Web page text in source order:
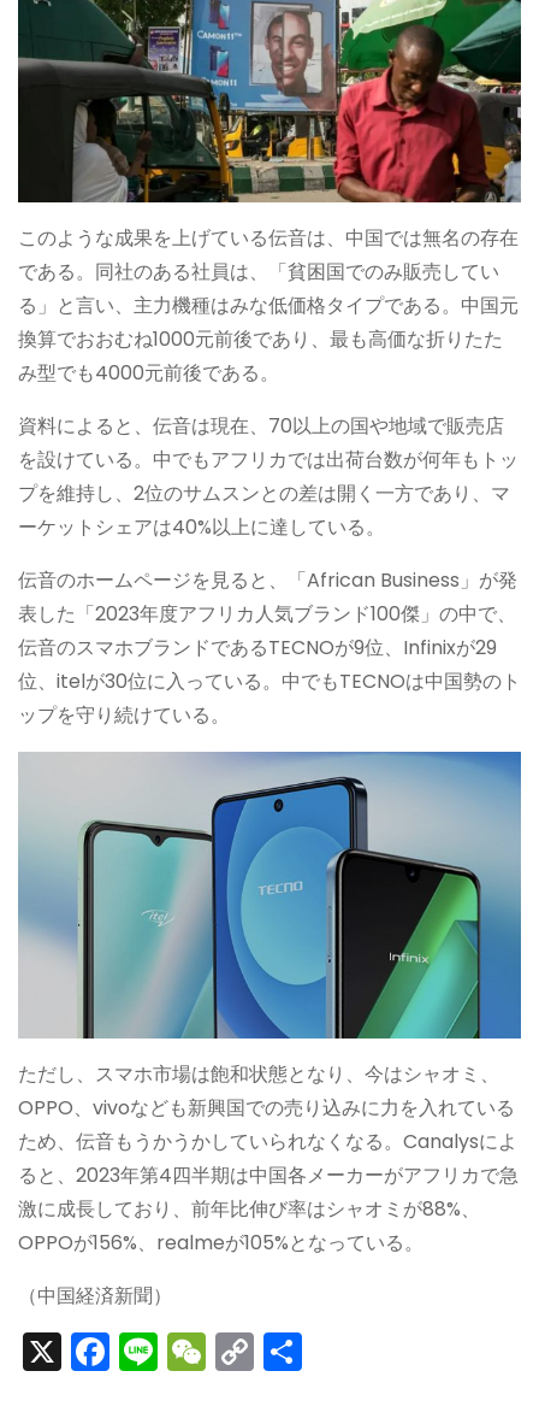
このような成果を上げている伝音は、中国では無名の存在
である。同社のある社員は、「貧困国でのみ販売してい
る」と言い、主力機種はみな低価格タイプである。中国元
換算でおおむね1000元前後であり、最も高価な折りたた
み型でも4000元前後である。
資料によると、伝音は現在、70以上の国や地域で販売店
を設けている。中でもアフリカでは出荷台数が何年もトッ
プを維持し、2位のサムスンとの差は開く一方であり、マ
ーケットシェアは40%以上に達している。
伝音のホームページを見ると、「African Business」が発
表した「2023年度アフリカ人気ブランド100傑」の中で、
伝音のスマホブランドであるTECNOが9位、Infinixが29
位、itelが30位に入っている。中でもTECNOは中国勢のト
ップを守り続けている。
ただし、スマホ市場は飽和状態となり、今はシャオミ、
OPPO、vivoなども新興国での売り込みに力を入れている
ため、伝音もうかうかしていられなくなる。Canalysによ
ると、2023年第4四半期は中国各メーカーがアフリカで急
激に成長しており、前年比伸び率はシャオミが88%、
OPPOが156%、realmeが105%となっている。
（中国経済新聞）
X F
a
Li
n
W
e
C
o